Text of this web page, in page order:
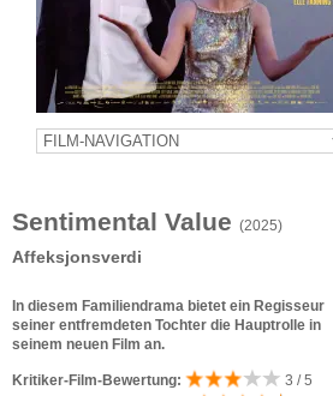
Sentimental Value (2025)
Affeksjonsverdi
In diesem Familiendrama bietet ein Regisseur
seiner entfremdeten Tochter die Hauptrolle in
seinem neuen Film an.
Kritiker-Film-Bewertung:
3 / 5